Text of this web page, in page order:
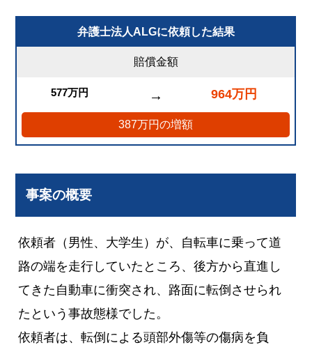
弁護士法人ALGに依頼した結果
賠償金額
577万円 → 964万円
387万円の増額
事案の概要
依頼者（男性、大学生）が、自転車に乗って道
路の端を走行していたところ、後方から直進し
てきた自動車に衝突され、路面に転倒させられ
たという事故態様でした。
依頼者は、転倒による頭部外傷等の傷病を負